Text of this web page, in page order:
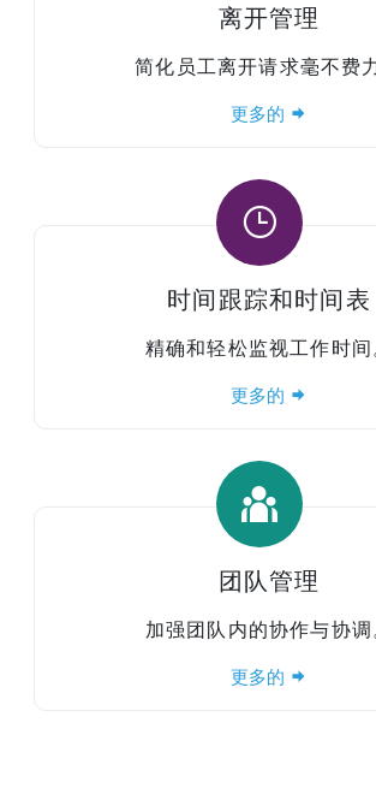
离开管理
简化员工离开请求毫不费力
更多的
时间跟踪和时间表
精确和轻松监视工作时间
更多的
团队管理
加强团队内的协作与协调
更多的